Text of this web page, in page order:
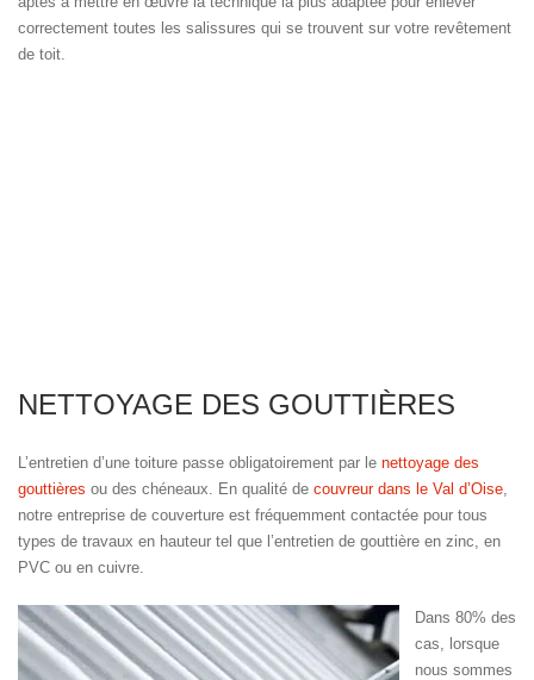
correctement toutes les salissures qui se trouvent sur votre revêtement
de toit.
NETTOYAGE DES GOUTTIÈRES
L’entretien d’une toiture passe obligatoirement par le nettoyage des
gouttières ou des chéneaux. En qualité de couvreur dans le Val d’Oise,
notre entreprise de couverture est fréquemment contactée pour tous
types de travaux en hauteur tel que l’entretien de gouttière en zinc, en
PVC ou en cuivre.
Dans 80% des
cas, lorsque
nous sommes